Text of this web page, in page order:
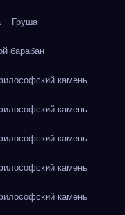
Груша
барабан
камень
камень
камень
камень
камень